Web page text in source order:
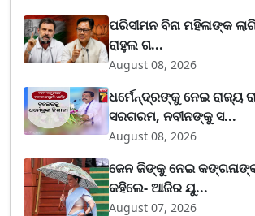
ପରିସୀମନ ବିନା ମହିଳାଙ୍କ
ରାହୁଲ ଗ...
August 08, 2026
ଧର୍ମେନ୍ଦ୍ରଙ୍କୁ ନେଇ ରାଜ୍ୟ
ସରଗରମ, ନବୀନଙ୍କୁ ସ...
August 08, 2026
ଜେନ ଜିଙ୍କୁ ନେଇ
କହିଲେ- ଆଜିର ଯୁ...
August 07, 2026